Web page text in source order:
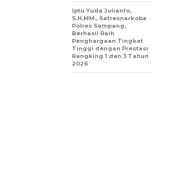
Iptu Yuda Julianto,
S.H,MM., Satresnarkoba
Polres Sampang,
Berhasil Raih
Penghargaan Tingkat
Tinggi dengan Prestasi
Rangking 1 dan 3 Tahun
2026